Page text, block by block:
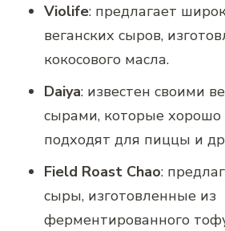
Violife: предлагает
веганских сыров,
кокосового масла.
Daiya: известен своими
сырами, которые хорошо
подходят для пиццы и
Field Roast Chao:
сыры, изготовленные из
ферментированного